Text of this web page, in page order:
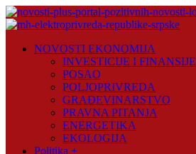
Skip
to
Plus
NOVOSTI EKONOMIJA
INVESTICIJE I FINANSIJE
POSAO
POLJOPRIVREDA
GRAĐEVINARSTVO
PRAVNA PITANJA
ENERGETIKA
EKOLOGIJA
Politika +